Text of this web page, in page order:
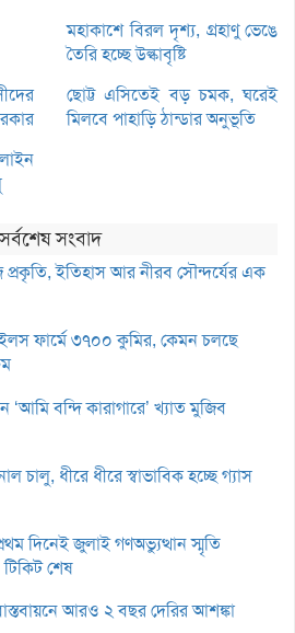
মহাকাশে বিরল দৃশ্য, গ্রহাণু ভেঙে
তৈরি হচ্ছে উল্কাবৃষ্টি
ছোট্ট এসিতেই বড় চমক, ঘরেই
মিলবে পাহাড়ি ঠান্ডার অনুভূতি
সর্বশেষ সংবাদ
ইতিহাস আর নীরব সৌন্দর্যের এক
ফার্মে ৩৭০০ কুমির, কেমন চলছে
‘আমি বন্দি কারাগারে’ খ্যাত মুজিব
চালু, ধীরে ধীরে স্বাভাবিক হচ্ছে গ্যাস
দিনেই জুলাই গণঅভ্যুত্থান স্মৃতি
শেষ
আরও ২ বছর দেরির আশঙ্কা